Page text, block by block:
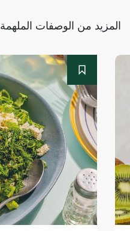
المزيد من الوصفات الملهمة